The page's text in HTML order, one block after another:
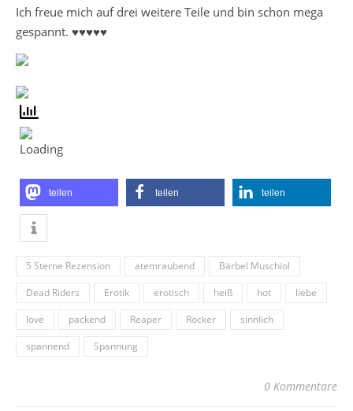
Ich freue mich auf drei weitere Teile und bin schon mega
gespannt. ♥♥♥♥♥
teilen teilen teilen
5 Sterne Rezension atemraubend
Bärbel Muschiol
Dead Riders
Erotik erotisch heiß hot
liebe
love
packend Reaper Rocker
sinnlich
spannend
Spannung
0 Kommentare